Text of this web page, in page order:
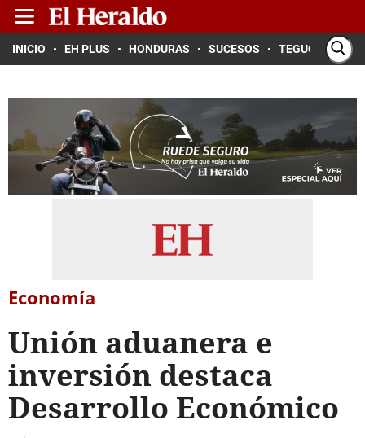
INICIO EH PLUS HONDURAS SUCESOS TEGUCIGALPA
Economía
Unión aduanera e
inversión destaca
Desarrollo Económico